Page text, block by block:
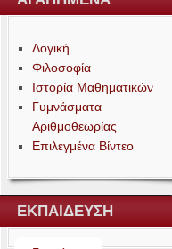
Λογική
Φιλοσοφία
Ιστορία Μαθηματικών
Γυμνάσματα
Αριθμοθεωρίας
Επιλεγμένα Βίντεο
ΕΚΠΑΙΔΕΥΣΗ